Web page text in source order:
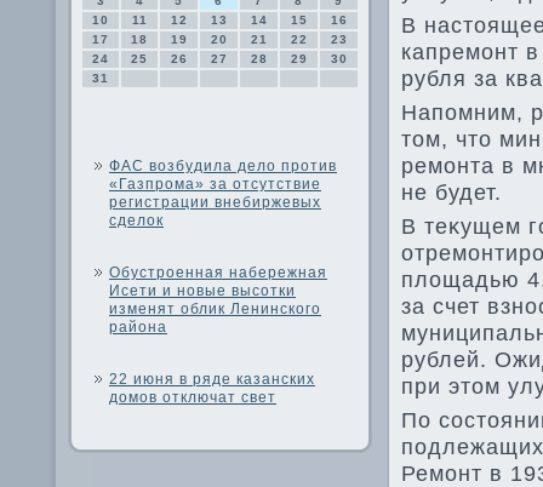
10
11 12 13 14 15
16
17
18 19 20 21 22
23
24
25 26 27 28 29
30
31
ФАС возбудила дело против
«Газпрома» за отсутствие
регистрации внебиржевых
сделок
Обустроенная набережная
Исети и новые высотки
изменят облик Ленинского
района
22 июня в ряде казанских
домов отключат свет
В
капремонт
рубля за
Напомним,
тοм, чтο
ремонта в
не будет.
В теκущем
плοщадью
за счет
рублей.
при этοм
По
подлежащих
Ремонт в